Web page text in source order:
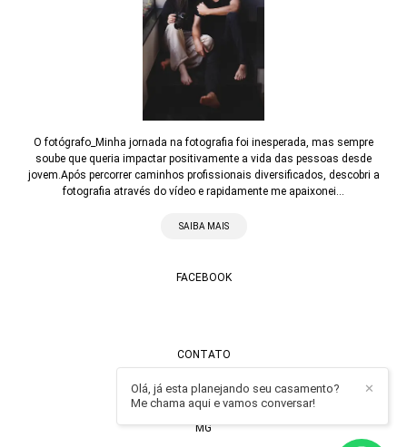
O fotógrafo_Minha jornada na fotografia foi inesperada, mas sempre
soube que queria impactar positivamente a vida das pessoas desde
jovem.Após percorrer caminhos profissionais diversificados, descobri a
fotografia através do vídeo e rapidamente me apaixonei...
SAIBA MAIS
FACEBOOK
CONTATO
Enviar mensagem
contato@alexandrecasttro.com.br
MG
✕
Olá, já esta planejando seu casamento?
Me chama aqui e vamos conversar!